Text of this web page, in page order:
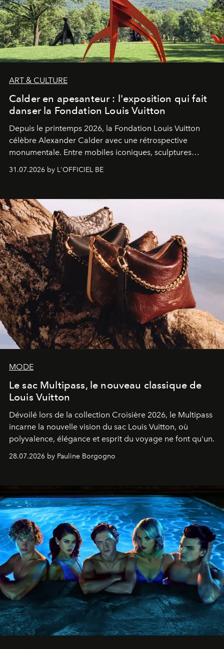
ART & CULTURE
Calder en apesanteur : l'exposition qui fait
danser la Fondation Louis Vuitton
Depuis le printemps 2026, la Fondation Louis Vuitton
célèbre Alexander Calder avec une rétrospective
monumentale. Entre mobiles iconiques, sculptures
monumentales et poésie du mouvement, l'artiste
américain investit les espaces imaginés par Frank Gehry
sculpture.
31.07.2026 by L'OFFICIEL BE
MODE
Le sac Multipass, le nouveau classique de
Louis Vuitton
Dévoilé lors de la collection Croisière 2026, le Multipass
incarne la nouvelle vision du sac Louis Vuitton, où
polyvalence, élégance et esprit du voyage ne font qu'un.
28.07.2026 by Pauline Borgogno